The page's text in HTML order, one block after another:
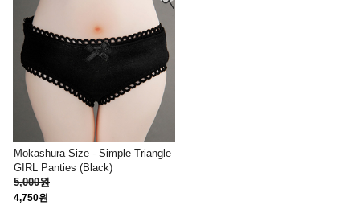
Mokashura Size - Simple Triangle
GIRL Panties (Black)
5,000원
4,750원